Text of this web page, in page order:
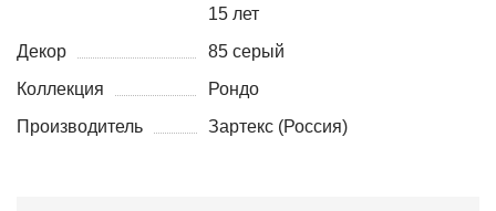
15 лет
Декор
85 серый
Коллекция
Рондо
Производитель
Зартекс (Россия)